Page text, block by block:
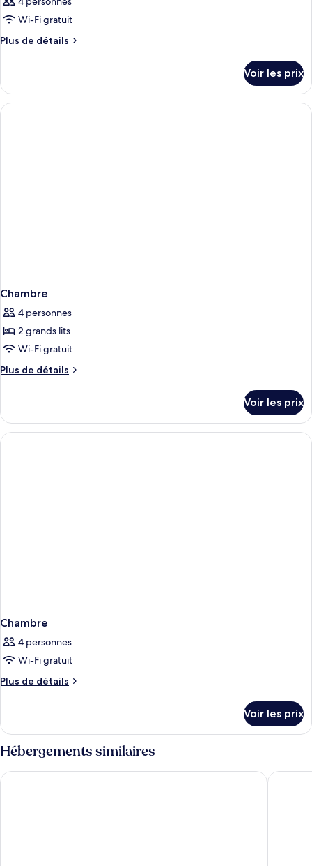
Wi-Fi gratuit
Plus de détails
Plus
le
type
de
Voir les prix
Chambre
4 personnes
2 grands lits
Wi-Fi gratuit
Plus de détails
Plus
le
type
de
Voir les prix
Chambre
4 personnes
Wi-Fi gratuit
Plus de détails
Plus
le
type
de
chambre
Chambre
Voir les prix
Hébergements similaires
Hyatt Place Montreal - Downtown Hotel